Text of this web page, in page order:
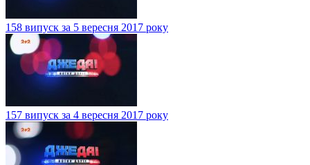
158 випуск за 5 вересня 2017 року
157 випуск за 4 вересня 2017 року